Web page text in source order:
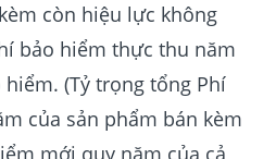
còn hiệu lực không
bảo hiểm thực thu năm
(Tỷ trọng tổng Phí
của sản phẩm bán kèm
mới quy năm của cả